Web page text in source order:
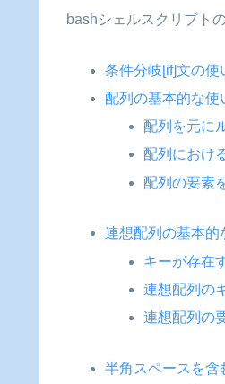
bashシェルスクリプト
条件分岐[if]文の使
配列の基本的な使
配列を元に
配列におけ
配列の要素
連想配列の基本的
キーが存在
連想配列の
連想配列の
半角スペースを含